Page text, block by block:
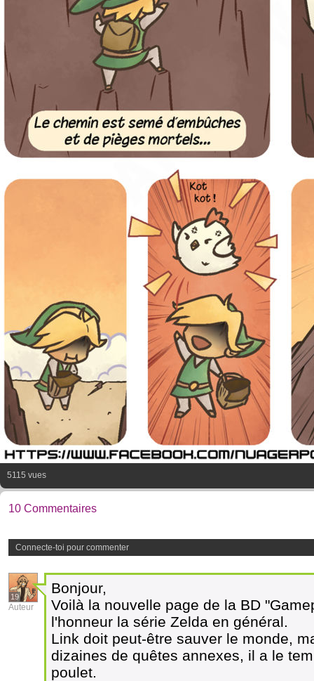
5115 vues
10 Commentaires
Connecte-toi pour commenter
19
Auteur
Bonjour,
Voilà la nouvelle page de la BD
l'honneur la série Zelda en général.
Link doit peut-être sauver le monde,
dizaines de quêtes annexes, il a le
poulet.